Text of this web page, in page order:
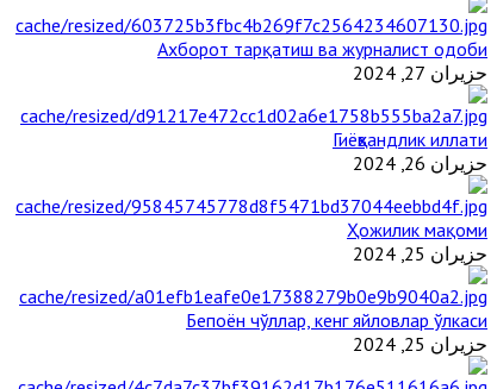
Ахборот тарқатиш ва журналист одоби
حزيران 27, 2024
Гиёҳвандлик иллати
حزيران 26, 2024
Ҳожилик мақоми
حزيران 25, 2024
Бепоён чўллар, кенг яйловлар ўлкаси
حزيران 25, 2024